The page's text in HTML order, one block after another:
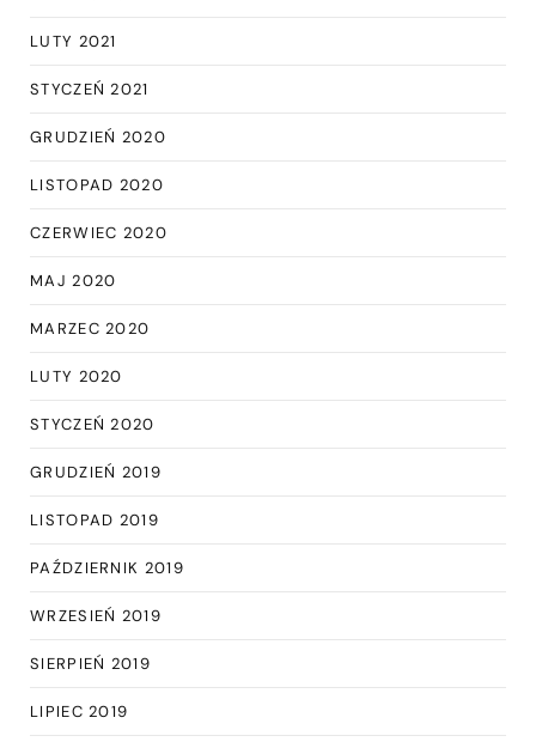
LUTY 2021
STYCZEŃ 2021
GRUDZIEŃ 2020
LISTOPAD 2020
CZERWIEC 2020
MAJ 2020
MARZEC 2020
LUTY 2020
STYCZEŃ 2020
GRUDZIEŃ 2019
LISTOPAD 2019
PAŹDZIERNIK 2019
WRZESIEŃ 2019
SIERPIEŃ 2019
LIPIEC 2019